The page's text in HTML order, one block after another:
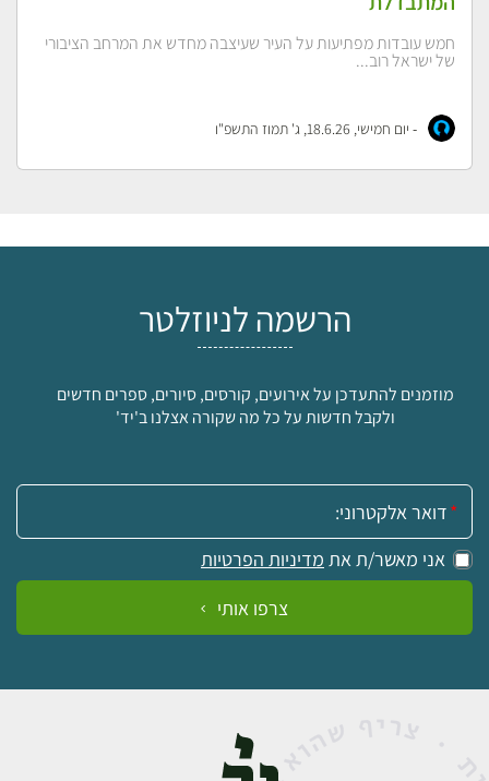
חמש עובדות מפתיעות על העיר שעיצבה מחדש את המרחב הציבורי
של ישראל רוב...
- יום חמישי, 18.6.26, ג' תמוז התשפ"ו
הרשמה לניוזלטר
מוזמנים להתעדכן על אירועים, קורסים, סיורים, ספרים חדשים
ולקבל חדשות על כל מה שקורה אצלנו ב'יד'
אימייל:
אני מאשר/ת את מדיניות הפרטיות
צרפו אותי